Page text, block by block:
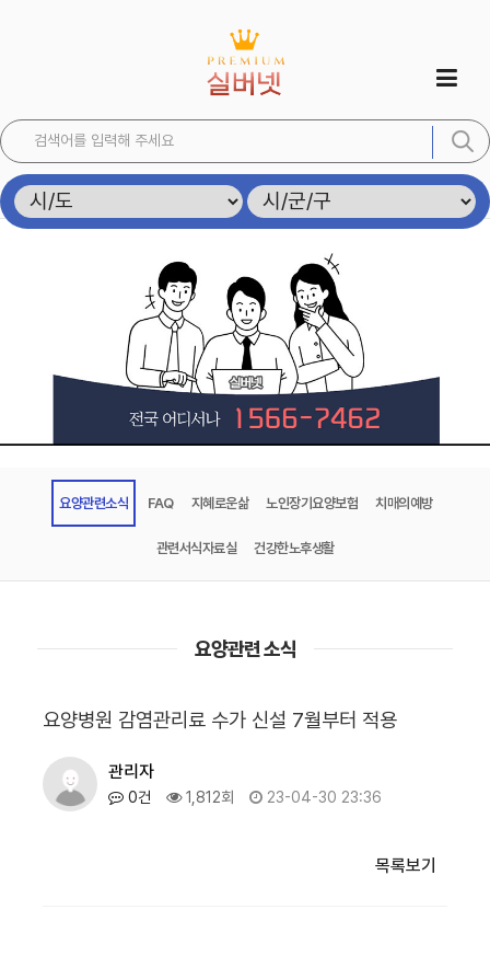
요양관련소식 FAQ 지혜로운삶 노인장기요양보험 치매의예방
관련서식자료실 건강한노후생활
요양관련 소식
요양병원 감염관리료 수가 신설 7월부터 적용
관리자
0건 1,812회 23-04-30 23:36
목록보기